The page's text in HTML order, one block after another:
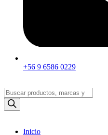
+56 9 6586 0229
Búsqueda
de
productos
Inicio